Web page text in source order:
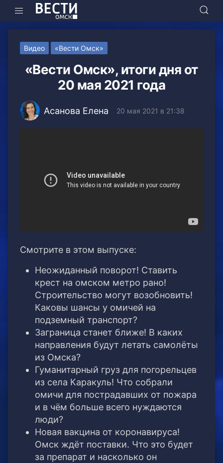
Видео «Вести Омск»
«Вести Омск», итоги дня от
20 мая 2021 года
Асанова Елена 20 мая 2021 в 21:38
Смотрите в этом выпуске:
Неожиданный поворот! Ставить
крест на омском метро рано!
Строительство могут возобновить!
Каковы шансы у омичей на
подземный транспорт?
Заграница станет ближе! В каких
направления будут летать самолёты
из Омска?
Гуманитарный груз для погорельцев
из села Каракуль! Что собрали
омичи для пострадавших от пожара
и в чём больше всего нуждаются
люди?
Новая вакцина от коронавируса!
Омск ждёт поставки. Что это будет
за препарат и насколько он